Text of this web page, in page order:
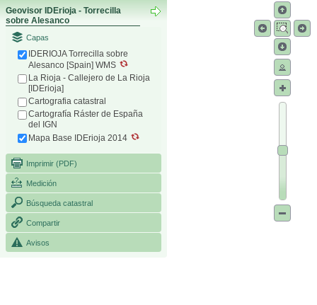
Geovisor IDErioja - Torrecilla
sobre Alesanco
Capas
IDERIOJA Torrecilla sobre
Alesanco [Spain] WMS
La Rioja - Callejero de La Rioja
[IDErioja]
Cartografia catastral
Cartografía Ráster de España
del IGN
Mapa Base IDErioja 2014
Imprimir (PDF)
Medición
Búsqueda catastral
Compartir
Avisos